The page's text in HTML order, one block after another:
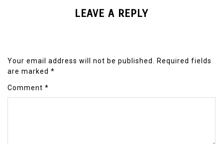
LEAVE A REPLY
Your email address will not be published. Required fields
are marked *
Comment *